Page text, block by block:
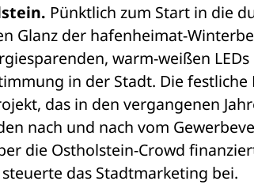
Pünktlich zum Start in die
Glanz der hafenheimat-
warm-weißen
in der Stadt. Die
das in den vergangenen
nach und nach vom
die Ostholstein-Crowd
das Stadtmarketing bei.